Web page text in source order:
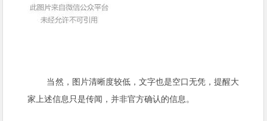
当然，图片清晰度较低，文字也是空口无凭，提醒大
家上述信息只是传闻，并非官方确认的信息。